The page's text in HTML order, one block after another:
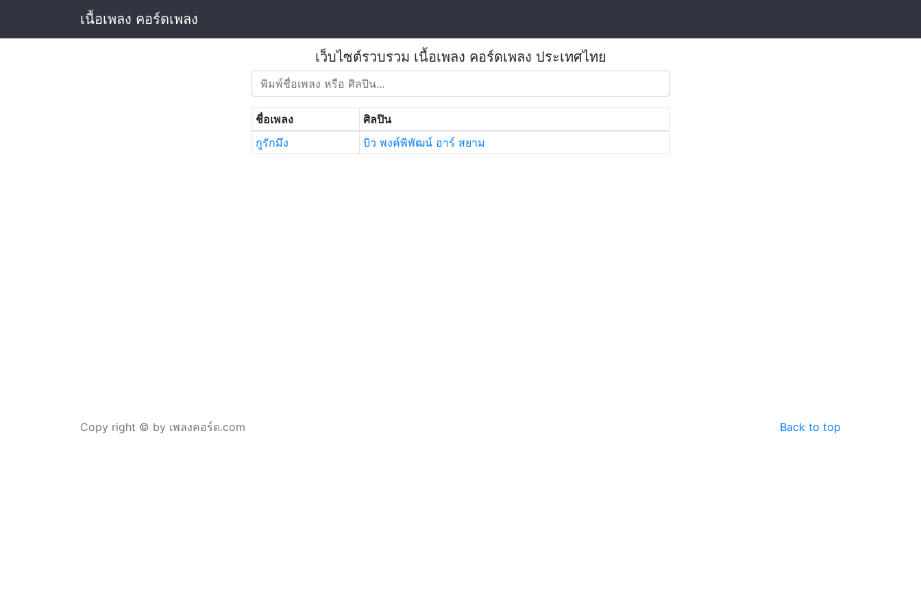
เนื้อเพลง คอร์ดเพลง
เว็บไซต์รวบรวม เนื้อเพลง คอร์ดเพลง ประเทศไทย
ชื่อเพลง
ศิลปิน
กูรักมึง
บิว พงค์พิพัฒน์ อาร์ สยาม
Back to top
Copy right © by เพลงคอร์ด.com